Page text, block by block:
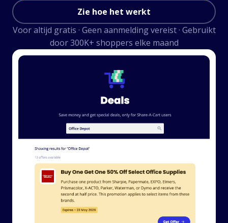
Zie hoe het werkt
Voor altijd gratis · Geen aanmelding vereist · Gebruikt
door 300K+ shoppers elke maand